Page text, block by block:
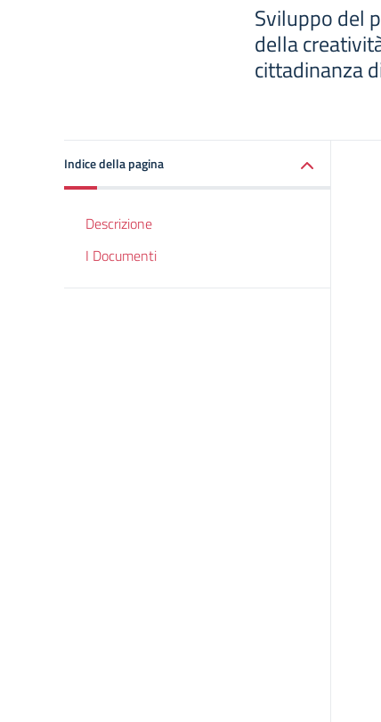
Sviluppo del
della
cittadinanza
Indice della pagina
Descrizione
I Documenti